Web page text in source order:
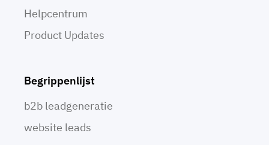
Helpcentrum
Product Updates
Begrippenlijst
b2b leadgeneratie
website leads